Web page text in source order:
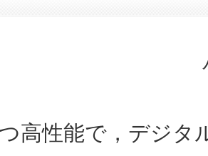
高性能で，デジタ